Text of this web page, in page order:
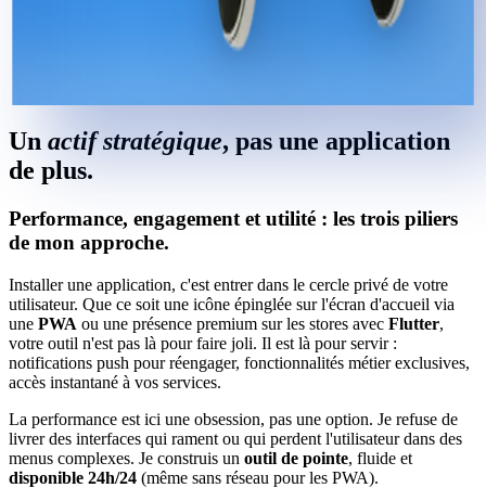
Un actif stratégique, pas une application
de plus.
Performance, engagement et utilité : les trois piliers
de mon approche.
Installer une application, c'est entrer dans le cercle privé de votre
utilisateur. Que ce soit une icône épinglée sur l'écran d'accueil via
une PWA ou une présence premium sur les stores avec Flutter,
votre outil n'est pas là pour faire joli. Il est là pour servir :
notifications push pour réengager, fonctionnalités métier exclusives,
accès instantané à vos services.
La performance est ici une obsession, pas une option. Je refuse de
livrer des interfaces qui rament ou qui perdent l'utilisateur dans des
menus complexes. Je construis un outil de pointe, fluide et
disponible 24h/24 (même sans réseau pour les PWA).